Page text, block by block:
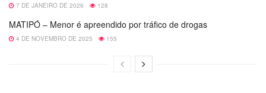
7 DE JANEIRO DE 2026 128
MATIPÓ – Menor é apreendido por tráfico de drogas
4 DE NOVEMBRO DE 2025 155